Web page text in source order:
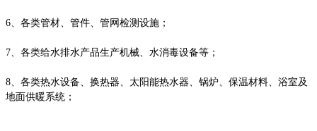
6、各类管材、管件、管网检测设施；
7、各类给水排水产品生产机械、水消毒设备等；
8、各类热水设备、换热器、太阳能热水器、锅炉、保温材料、浴室及
地面供暖系统；